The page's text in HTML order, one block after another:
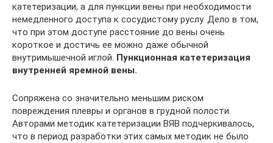
катетеризации, а для пункции вены при необходимости
немедленного доступа к сосудистому руслу. Дело в том,
что при этом доступе расстояние до вены очень
короткое и достичь ее можно даже обычной
внутримышечной иглой. Пункционная катетеризация
внутренней яремной вены.
Сопряжена со значительно меньшим риском
повреждения плевры и органов в грудной полости.
Авторами методик катетеризации ВЯВ подчеркивалось,
что в период разработки этих самых методик не было